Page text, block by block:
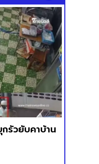
รัวยับคาบ้าน